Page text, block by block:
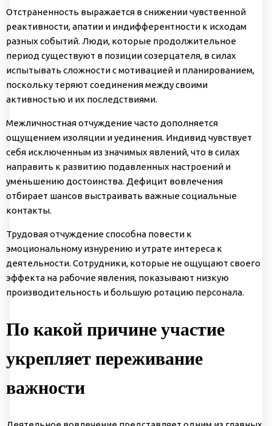
Отстраненность выражается в снижении чувственной
реактивности, апатии и индифферентности к исходам
разных событий. Люди, которые продолжительное
период существуют в позиции созерцателя, в силах
испытывать сложности с мотивацией и планированием,
поскольку теряют соединения между своими
активностью и их последствиями.
Межличностная отчуждение часто дополняется
ощущением изоляции и уединения. Индивид чувствует
себя исключенным из значимых явлений, что в силах
направить к развитию подавленных настроений и
уменьшению достоинства. Дефицит вовлечения
отбирает шансов выстраивать важные социальные
контакты.
Трудовая отчуждение способна повести к
эмоциональному изнурению и утрате интереса к
деятельности. Сотрудники, которые не ощущают своего
эффекта на рабочие явления, показывают низкую
производительность и большую ротацию персонала.
По какой причине участие
укрепляет переживание
важности